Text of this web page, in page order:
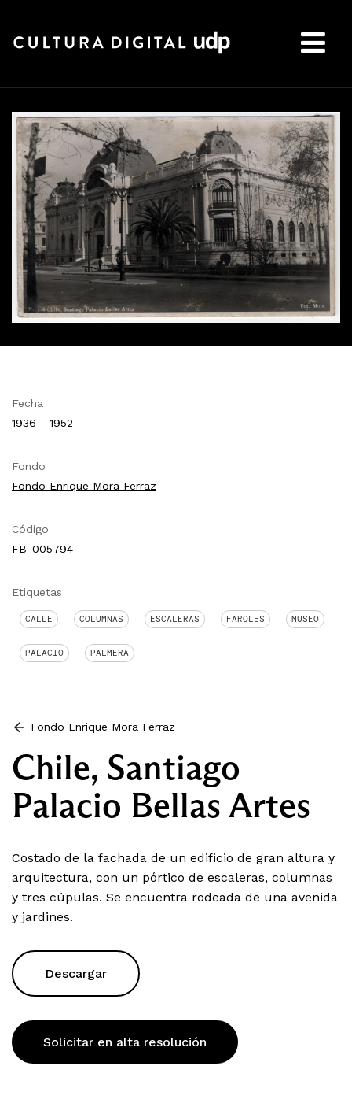
Fecha
1936 - 1952
Fondo
Fondo Enrique Mora Ferraz
Código
FB-005794
Etiquetas
CALLE COLUMNAS ESCALERAS FAROLES MUSEO
PALACIO PALMERA
Fondo Enrique Mora Ferraz
Chile, Santiago
Palacio Bellas Artes
Costado de la fachada de un edificio de gran altura y
arquitectura, con un pórtico de escaleras, columnas
y tres cúpulas. Se encuentra rodeada de una avenida
y jardines.
Descargar
Solicitar en alta resolución